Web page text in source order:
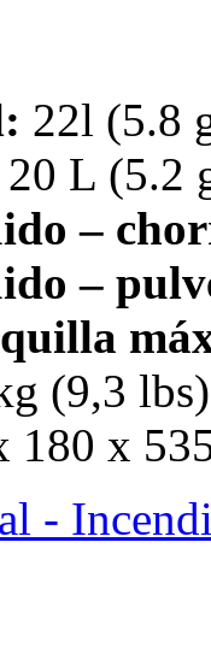
22l (5.8
20 L (5.2
–
–
(9,3 lbs)
180 x
-